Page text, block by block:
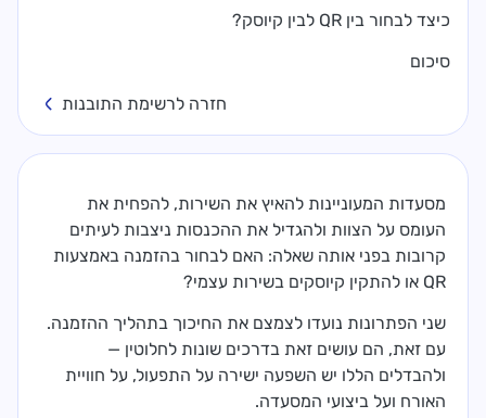
כיצד לבחור בין QR לבין קיוסק?
סיכום
חזרה לרשימת התובנות
מסעדות המעוניינות להאיץ את השירות, להפחית את
העומס על הצוות ולהגדיל את ההכנסות ניצבות לעיתים
קרובות בפני אותה שאלה: האם לבחור בהזמנה באמצעות
QR או להתקין קיוסקים בשירות עצמי?
שני הפתרונות נועדו לצמצם את החיכוך בתהליך ההזמנה.
עם זאת, הם עושים זאת בדרכים שונות לחלוטין —
ולהבדלים הללו יש השפעה ישירה על התפעול, על חוויית
האורח ועל ביצועי המסעדה.